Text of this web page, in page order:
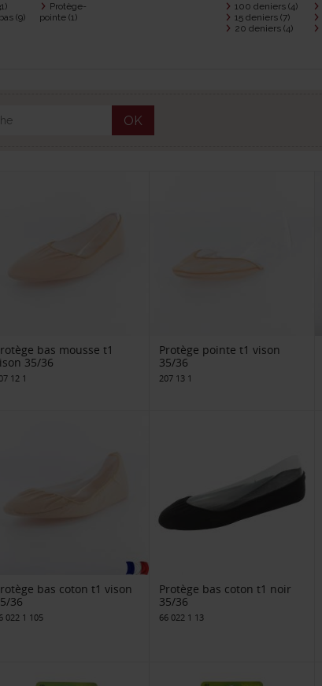
(9)
Protège-
pointe(1)
100 deniers (4)
15 deniers (7)
20 deniers (4)
OK
bas mousse t1
35/36
12 1
Protège pointe t1 vison
35/36
207 13 1
bas coton t1 vison
36
022 1 105
Protège bas coton t1 noir
35/36
66 022 1 13